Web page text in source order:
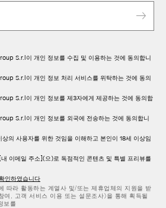
S.r.l이 개인 정보를 수집 및 이용하는 것에 동의합니
S.r.l이 개인 정보 처리 서비스를 위탁하는 것에 동의
S.r.l이 개인 정보를 제3자에게 제공하는 것에 동의합
S.r.l이 개인 정보를 외국에 전송하는 것에 동의합니
의 사용자를 위한 것임을 이해하고 본인이 18세 이상임
이메일 주소](으)로 독점적인 콘텐츠 및 특별 프리뷰를
인하였습니다
따라 활동하는 계열사 및/또는 제휴업체의 지원을 받
여, 고객 서비스 이용 또는 설문조사)을 통해 획득될
보를